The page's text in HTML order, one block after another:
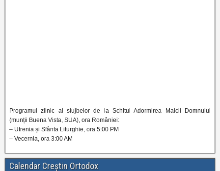
Programul zilnic al slujbelor de la Schitul Adormirea Maicii Domnului
(munții Buena Vista, SUA), ora României:
– Utrenia și Sfânta Liturghie, ora 5:00 PM
– Vecernia, ora 3:00 AM
Calendar Creștin Ortodox